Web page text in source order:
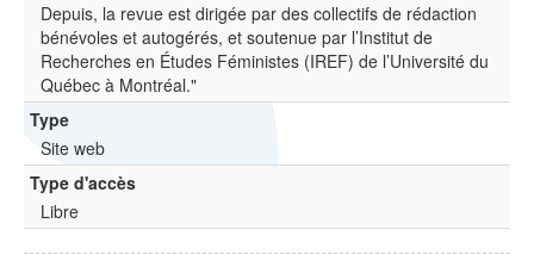
Depuis, la revue est dirigée par des collectifs de rédaction
bénévoles et autogérés, et soutenue par l’Institut de
Recherches en Études Féministes (IREF) de l’Université du
Québec à Montréal."
Type
Site web
Type d'accès
Libre